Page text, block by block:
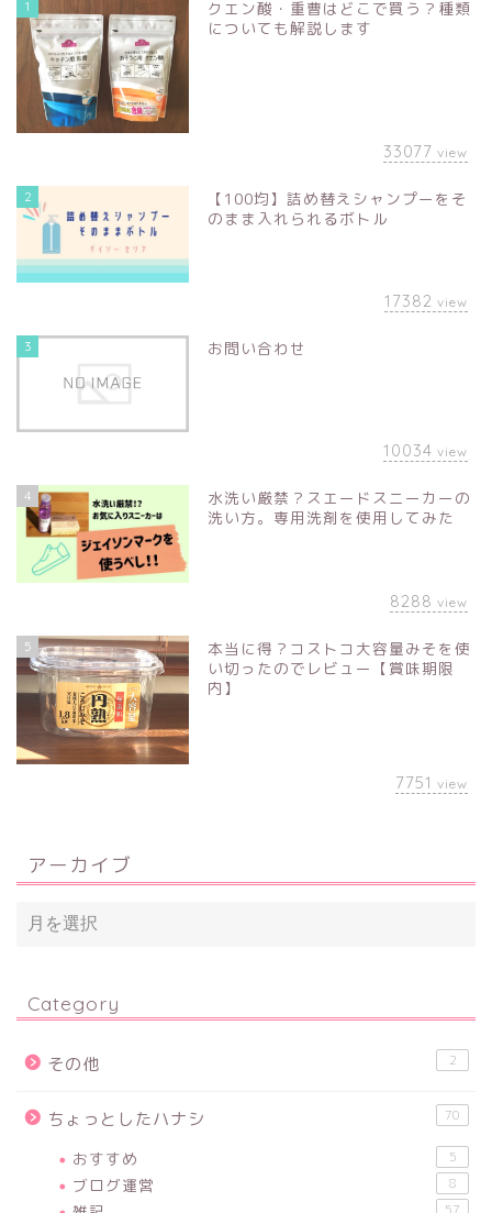
1
クエン酸・重曹はどこで買う？種類
についても解説します
33077 view
2
【100均】詰め替えシャンプーをそ
のまま入れられるボトル
17382 view
3 お問い合わせ
10034 view
4
水洗い厳禁？スエードスニーカーの
洗い方。専用洗剤を使用してみた
8288 view
5
本当に得？コストコ大容量みそを使
い切ったのでレビュー【賞味期限
内】
7751 view
アーカイブ
Category
その他 2
ちょっとしたハナシ 70
おすすめ 5
ブログ運営 8